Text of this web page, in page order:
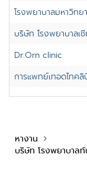
โรงพยาบาลมหาวิท
บริษัท โรงพยาบาลเ
Dr.Orn clinic
การแพทย์เทอดไทคลิ
หางาน
บริษัท โรงพยาบาล